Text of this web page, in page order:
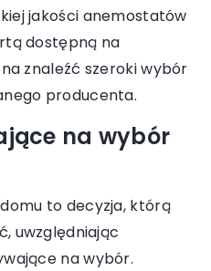
jakości anemostatów
dostępną na
znaleźć szeroki wybór
producenta.
na wybór
to decyzja, którą
uwzględniając
na wybór.